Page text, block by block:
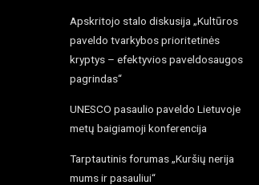
Apskritojo stalo diskusija „Kultūros
paveldo tvarkybos prioritetinės
kryptys – efektyvios paveldosaugos
pagrindas“
UNESCO pasaulio paveldo Lietuvoje
metų baigiamoji konferencija
Tarptautinis forumas „Kuršių nerija
mums ir pasauliui“